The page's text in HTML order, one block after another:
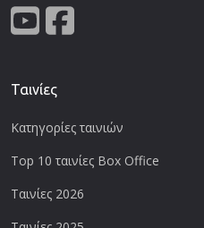
Ταινίες
Κατηγορίες ταινιών
Top 10 ταινίες Box Office
Ταινίες 2026